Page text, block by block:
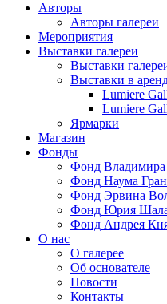
Авторы
Авторы галереи
Мероприятия
Выставки галереи
Выставки
Выставки в
Lumiere
Lumiere
Ярмарки
Магазин
Фонды
Фонд Владимира
Фонд Наума
Фонд Эрвина
Фонд Юрия
Фонд Андрея
О нас
О галерее
Об основателе
Новости
Контакты